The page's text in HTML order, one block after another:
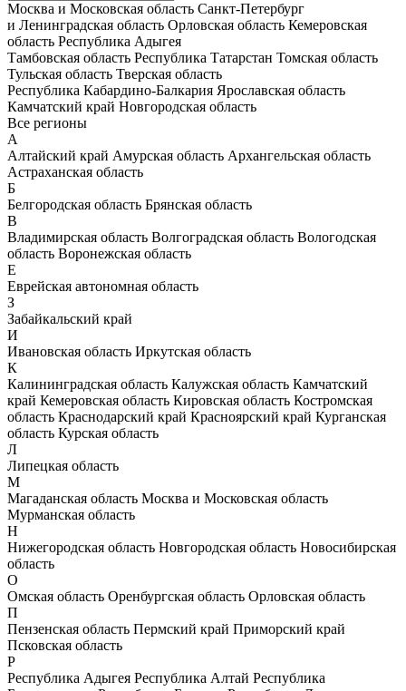
Москва и Московская область Санкт-Петербург
и Ленинградская область Орловская область Кемеровская
область Республика Адыгея
Тамбовская область Республика Татарстан Томская область
Тульская область Тверская область
Республика Кабардино-Балкария Ярославская область
Камчатский край Новгородская область
Все регионы
А
Алтайский край Амурская область Архангельская область
Астраханская область
Б
Белгородская область Брянская область
В
Владимирская область Волгоградская область Вологодская
область Воронежская область
Е
Еврейская автономная область
З
Забайкальский край
И
Ивановская область Иркутская область
К
Калининградская область Калужская область Камчатский
край Кемеровская область Кировская область Костромская
область Краснодарский край Красноярский край Курганская
область Курская область
Л
Липецкая область
М
Магаданская область Москва и Московская область
Мурманская область
Н
Нижегородская область Новгородская область Новосибирская
область
О
Омская область Оренбургская область Орловская область
П
Пензенская область Пермский край Приморский край
Псковская область
Р
Республика Адыгея Республика Алтай Республика